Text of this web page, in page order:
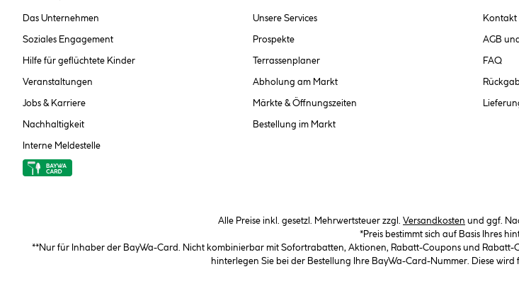
Das Unternehmen
Soziales Engagement
Hilfe für geflüchtete Kinder
Veranstaltungen
Jobs & Karriere
Nachhaltigkeit
Interne Meldestelle
Unsere Services
Prospekte
Terrassenplaner
Abholung am Markt
Märkte & Öffnungszeiten
Bestellung im Markt
Kontakt
AGB
FAQ
Alle Preise inkl. gesetzl. Mehrwertsteuer zzgl. Versandkosten und ggf.
*Preis bestimmt sich auf Basis Ihres
**Nur für Inhaber der BayWa-Card. Nicht kombinierbar mit Sofortrabatten, Aktionen, Rabatt-Coupons und Rabatt-
hinterlegen Sie bei der Bestellung Ihre BayWa-Card-Nummer. Diese